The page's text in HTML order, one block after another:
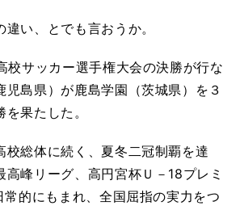
い、とでも言おうか。
サッカー選手権大会の決勝が行な
児島県）が鹿島学園（茨城県）を３
果たした。
総体に続く、夏冬二冠制覇を達
高峰リーグ、高円宮杯Ｕ－18プレミ
常的にもまれ、全国屈指の実力をつ